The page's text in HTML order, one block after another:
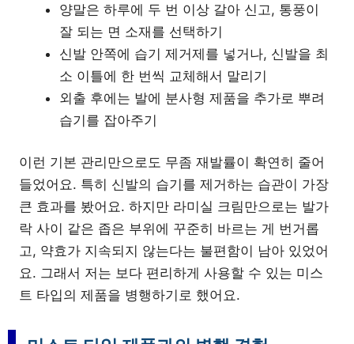
양말은 하루에 두 번 이상 갈아 신고, 통풍이
잘 되는 면 소재를 선택하기
신발 안쪽에 습기 제거제를 넣거나, 신발을 최
소 이틀에 한 번씩 교체해서 말리기
외출 후에는 발에 분사형 제품을 추가로 뿌려
습기를 잡아주기
이런 기본 관리만으로도 무좀 재발률이 확연히 줄어
들었어요. 특히 신발의 습기를 제거하는 습관이 가장
큰 효과를 봤어요. 하지만 라미실 크림만으로는 발가
락 사이 같은 좁은 부위에 꾸준히 바르는 게 번거롭
고, 약효가 지속되지 않는다는 불편함이 남아 있었어
요. 그래서 저는 보다 편리하게 사용할 수 있는 미스
트 타입의 제품을 병행하기로 했어요.